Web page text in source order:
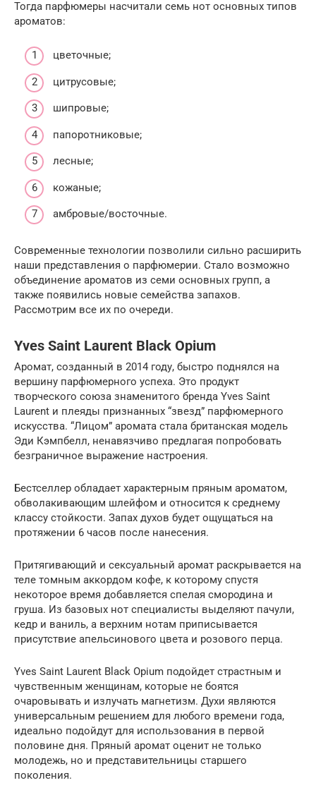
Тогда парфюмеры насчитали семь нот основных типов
ароматов:
цветочные;
цитрусовые;
шипровые;
папоротниковые;
лесные;
кожаные;
амбровые/восточные.
Современные технологии позволили сильно расширить
наши представления о парфюмерии. Стало возможно
объединение ароматов из семи основных групп, а
также появились новые семейства запахов.
Рассмотрим все их по очереди.
Yves Saint Laurent Black Opium
Аромат, созданный в 2014 году, быстро поднялся на
вершину парфюмерного успеха. Это продукт
творческого союза знаменитого бренда Yves Saint
Laurent и плеяды признанных “звезд” парфюмерного
искусства. “Лицом” аромата стала британская модель
Эди Кэмпбелл, ненавязчиво предлагая попробовать
безграничное выражение настроения.
Бестселлер обладает характерным пряным ароматом,
обволакивающим шлейфом и относится к среднему
классу стойкости. Запах духов будет ощущаться на
протяжении 6 часов после нанесения.
Притягивающий и сексуальный аромат раскрывается на
теле томным аккордом кофе, к которому спустя
некоторое время добавляется спелая смородина и
груша. Из базовых нот специалисты выделяют пачули,
кедр и ваниль, а верхним нотам приписывается
присутствие апельсинового цвета и розового перца.
Yves Saint Laurent Black Opium подойдет страстным и
чувственным женщинам, которые не боятся
очаровывать и излучать магнетизм. Духи являются
универсальным решением для любого времени года,
идеально подойдут для использования в первой
половине дня. Пряный аромат оценит не только
молодежь, но и представительницы старшего
поколения.